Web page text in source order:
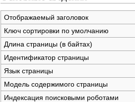
Отображаемый заголовок
Ключ сортировки по умолчанию
Длина страницы (в байтах)
Идентификатор страницы
Язык страницы
Модель содержимого страницы
Индексация поисковыми роботами